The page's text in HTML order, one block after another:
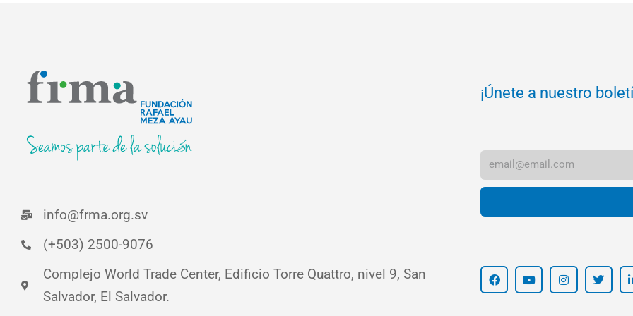
info@frma.org.sv
(+503) 2500-9076
Complejo World Trade Center, Edificio Torre Quattro, nivel 9, San
Salvador, El Salvador.
¡Únete a nuestro